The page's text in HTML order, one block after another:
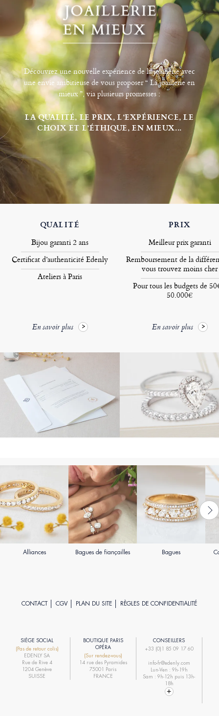
Découvrez une nouvelle expérience de la joaillerie avec
une envie ambitieuse de vous proposer “ La joaillerie en
mieux ”, via plusieurs promesses :
LA QUALITÉ, LE PRIX, L’EXPÉRIENCE, LE
CHOIX ET L’ÉTHIQUE, EN MIEUX...
QUALITÉ
Bijou garanti 2 ans
Certificat d’authenticité Edenly
Ateliers à Paris
En savoir plus
PRIX
Meilleur prix garanti
Remboursement de la
vous trouvez moins cher
Pour tous les budgets de
50.000€
En savoir plus
Alliances Bagues de fiançailles Bagues
CONTACT CGV PLAN DU SITE RÈGLES DE CONFIDENTIALITÉ
SIÈGE SOCIAL
(Pas de retour colis)
EDENLY SA
Rue de Rive 4
1204 Genève
SUISSE
BOUTIQUE PARIS
OPÉRA
(Sur rendez-vous)
14 rue des Pyramides
75001 Paris
FRANCE
CONSEILLERS
+33 (0)1 85 09 17 60
info-fr@edenly.com
Lun-Ven : 9h-19h
Sam : 9h-12h puis 13h-
18h